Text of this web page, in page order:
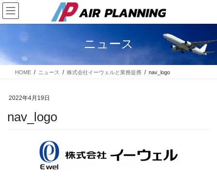
コ
ン
テ
に
移
ナ
ビ
ゲ
ョ
ン
ニュース
HOME ニュース 株式会社イーウェルと業務提携 nav_logo
2022年4月19日
nav_logo